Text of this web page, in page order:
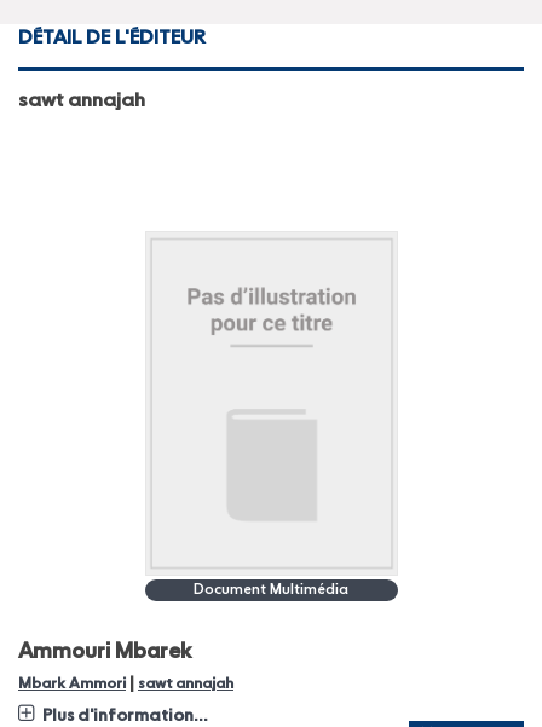
DÉTAIL DE L'ÉDITEUR
sawt annajah
Document Multimédia
Ammouri Mbarek
Mbark Ammori sawt annajah
Plus d'information...